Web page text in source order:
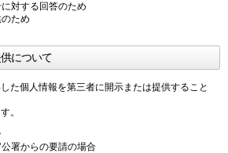
対する回答のため
ため
について
た個人情報を第三者に開示または提供すること
。
署からの要請の場合